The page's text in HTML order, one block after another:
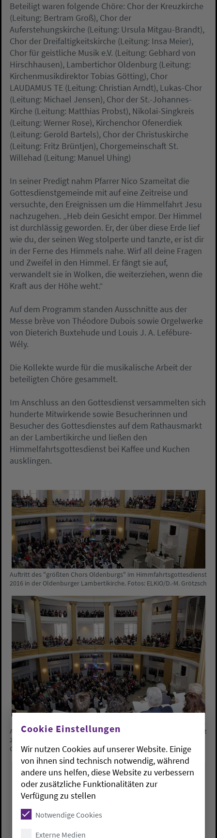
Beteiligt waren folgende Chöre: Chor der Kreuzkirche
(Leitung: Bertram Groß), Chor der
Auferstehungskirche (Leitung: Ursula Mitgau-Brandt),
Chor der Dreifaltigkeitskirche (Leitung: Insa Meier),
Chor für geistliche Musik e.V. (Leitung: Gebhard von
Hirschhausen), Lambertichor Oldenburg (Leitung:
Kirchenmusikdirektor Tobias Götting), Chor
LAUDAMUS TE (Leitung: Christian Arndt), Lukas-Chor
(Leitung: Michael Jensen), Chor der St.-Johannes-
Kirche (Leitung: Matthias Probst), Nikolai-Singkreis
(Leitung: Werner Rose), Kirchenchor Ofenerdiek
(Leitung: Gerold Bartels), Chor der Christuskirche
(Leitung: Fritz Brüntjen), Chorgemeinschaft St.
Willehad (Leitung: Manuel Uhing)
In seiner Predigt nahm Pfarrer Nico Szameitat die
Gottesdienstgemeinde mit auf eine Zeitreise und
versuchte, den Ereignissen um die Himmelfahrt Jesu
nachzugehen. „Heb dein Gesicht empor. Der Himmel
ist durchlässig geworden. Er, der über diese Erde lief
wie du, der seinen Weg stolperte und tanzte, er ist dir
in der Ferne des Himmels nahe. Wirf all deine Fragen
und Zweifel in den Himmel. Er fängt sie auf,
verwandelt sie in Wolken, die weiterziehen, wenn die
Kraft aus der Höhe weht.“
Auf dem Programm standen Ausschnitte aus der
Messe brève von Théodore Dubois sowie Orgelwerke
von Dieterich Buxtehude und Louis J. A. Lefébure-
Wély.
Die Kollekte wurde für die musikalische Arbeit der
beteiligten Chöre gesammelt.
Im Anschluss an den Gottesdienst versammelten sich
hunderte Mitwirkende sowie Besucherinnen und
Besucher des Gottesdienstes auf dem Rathausmarkt
an der Lambertikirche und ließen den
Himmelfahrtsgottesdienst bei Kaffee und Kuchen
ausklingen.
Auftritt des "größten Chors Oldenburgs" im Himmfahrtsgottesdienst
2016 in der Oldenburger Lambertikirche. Fotos: ELKiO/D.-M. Grötzsch
Auftritt des "größten Chors Oldenburgs" im Himmfahrtsgottesdienst
2016 in der Oldenburger Lambertikirche. Alle Fotos: ELKiO/D.-M.
Grötzsch
Cookie Einstellungen
Wir nutzen Cookies auf unserer Website. Einige
von ihnen sind technisch notwendig, während
andere uns helfen, diese Website zu verbessern
oder zusätzliche Funktionalitäten zur
Verfügung zu stellen
Notwendige Cookies
Externe Medien